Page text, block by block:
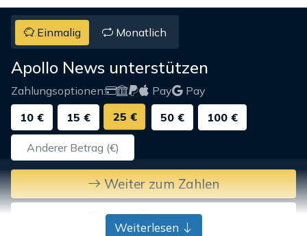
Einmalig Monatlich
Apollo News unterstützen
Zahlungsoptionen: Pay
Pay
10 €
15 € 25 € 50 € 100 €
Weiter zum Zahlen
Bank-Überweisung
Weiterlesen